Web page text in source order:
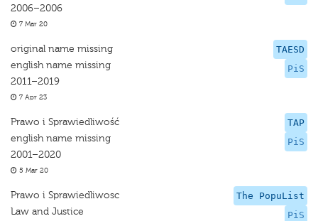
2006–2006
7 Mar 20
TAESD
PiS
original name missing
english name missing
2011–2019
7 Apr 23
TAP
PiS
Prawo i Sprawiedliwość
english name missing
2001–2020
5 Mar 20
The PopuList
PiS
Prawo i Sprawiedliwosc
Law and Justice